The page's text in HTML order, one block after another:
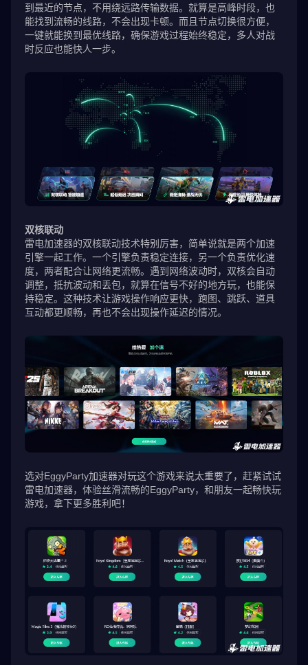
到最近的节点，不用绕远路传输数据。就算是高峰时段，也
能找到流畅的线路，不会出现卡顿。而且节点切换很方便，
一键就能换到最优线路，确保游戏过程始终稳定，多人对战
时反应也能快人一步。
双核联动
雷电加速器的双核联动技术特别厉害，简单说就是两个加速
引擎一起工作。一个引擎负责稳定连接，另一个负责优化速
度，两者配合让网络更流畅。遇到网络波动时，双核会自动
调整，抵抗波动和丢包，就算在信号不好的地方玩，也能保
持稳定。这种技术让游戏操作响应更快，跑图、跳跃、道具
互动都更顺畅，再也不会出现操作延迟的情况。
选对EggyParty加速器对玩这个游戏来说太重要了，赶紧试试
雷电加速器，体验丝滑流畅的EggyParty，和朋友一起畅快玩
游戏，拿下更多胜利吧！